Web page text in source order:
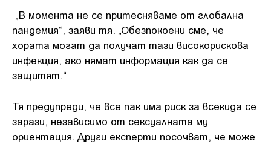
„В момента не се притесняваме от глобална
пандемия“, заяви тя. „Обезпокоени сме, че
хората могат да получат тази високорискова
инфекция, ако нямат информация как да се
защитят.“
Тя предупреди, че все пак има риск за всекида се
зарази, независимо от сексуалната му
ориентация. Други експерти посочват, че може